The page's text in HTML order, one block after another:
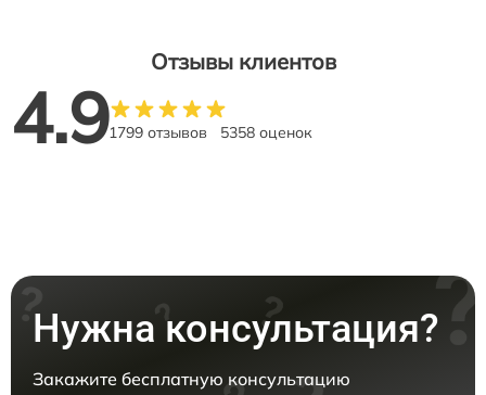
Отзывы клиентов
4.91799 отзывов 5358 оценок
Нужна консультация?
Закажите бесплатную консультацию